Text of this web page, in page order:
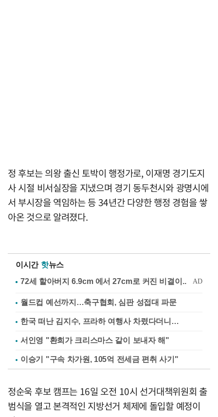
정 후보는 의왕 출신 토박이 행정가로, 이재명 경기도지
사 시절 비서실장을 지냈으며 경기 동두천시와 광명시에
서 부시장을 역임하는 등 34년간 다양한 행정 경험을 쌓
아온 것으로 알려졌다.
이시간 핫뉴스
월드컵 예선까지…축구협회, 심판 성접대 파문
한국 떠난 김지수, 프라하 여행사 차렸다더니…
서인영 "환희가 크리스마스 같이 보내자 해"
이승기 "구속 차가원, 105억 전세금 편취 사기"
정순욱 후보 캠프는 16일 오전 10시 선거대책위원회 출
범식을 열고 본격적인 지방선거 체제에 돌입할 예정이